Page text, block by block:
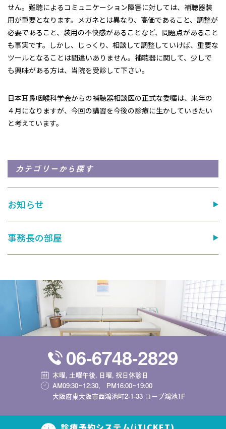
せん。難聴によるコミュニケーション障害に対しては、補聴器装
用が重要となります。メガネとは異なり、高価であること、調整が
必要であること、装用の不快感があることなど、問題点があること
も事実です。しかし、じっくり、相談して調整していけば、重要な
ツールとなることは間違いありません。補聴器に関して、少しで
も興味がある方は、当院を受診して下さい。
日本耳鼻咽喉科学会からの補聴器相談医の正式な委嘱は、来年の
４月になりますが、今回の講習を今後の診療に生かしていきたい
と考えています。
カテゴリーから探す
お知らせ
事務長の部屋
06-6748-2829
木曜, 土曜午後, 日曜, 祝日休診日
AM09:30~12:30,
PM16:00~19:00
大阪府東大阪市西鴻池町2-1-33 コープ鴻池1F